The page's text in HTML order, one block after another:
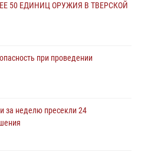
50 ЕДИНИЦ ОРУЖИЯ В ТВЕРСКОЙ
при проведении
за неделю пресекли 24